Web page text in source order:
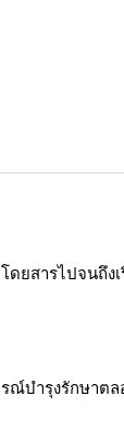
ยสารไปจนถึง
ณ์บำรุงรักษาต